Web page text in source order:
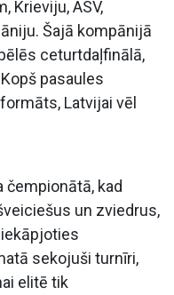
Krieviju, ASV,
Šajā kompānijā
ceturtdaļfinālā,
pasaules
Latvijai vēl
čempionātā, kad
un zviedrus,
sekojuši turnīri,
elitē tik